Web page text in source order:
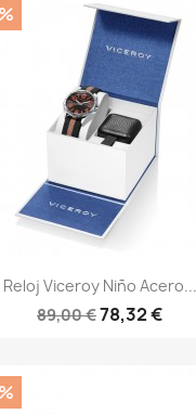
Reloj Viceroy Niño Acero...
89,00 €78,32 €